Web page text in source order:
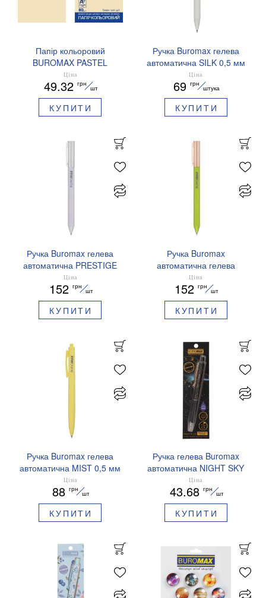
Папір кольоровий
BUROMAX PASTEL
EUROMAX 20 арк А4 80 г/
мс BM.2721220E-08
Ціна
49.32 грн
шт
КУПИТИ
Ручка Buromax гелева
автоматична SILK 0,5 мм
сині чорнила BM.83100
Ціна
69 грн
штука
КУПИТИ
Ручка Buromax гелева
автоматична PRESTIGE
SILVER 0,5 мм сині
чорнила BM.83102
Ціна
152 грн
шт
КУПИТИ
Ручка Buromax
автоматична гелева
PRESTIGE GOLD 0,5 мм
сині чорнила BM.83101
Ціна
152 грн
шт
КУПИТИ
Ручка Buromax гелева
автоматична MIST 0,5 мм
сині чорнила BM.83103
Ціна
88 грн
шт
КУПИТИ
Ручка гелева Buromax
автоматична NIGHT SKY
ZODIAC 0.5 мм
ароматизований грип синє
чорнило BM.8379-01
Ціна
43.68 грн
шт
КУПИТИ